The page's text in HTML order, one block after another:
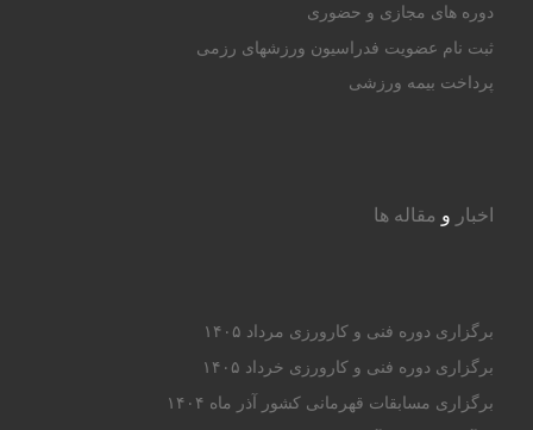
دوره های مجازی و حضوری
ثبت نام عضویت فدراسیون ورزشهای رزمی
پرداخت بیمه ورزشی
اخبار و مقاله ها
برگزاری دوره فنی و کارورزی مرداد ۱۴۰۵
برگزاری دوره فنی و کارورزی خرداد ۱۴۰۵
برگزاری مسابقات قهرمانی کشور آذر ماه ۱۴۰۴